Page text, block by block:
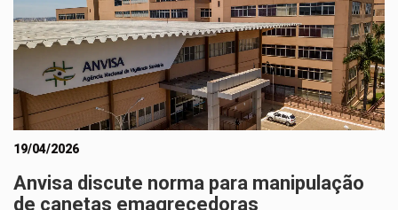
19/04/2026
Anvisa discute norma para manipulação
de canetas emagrecedoras